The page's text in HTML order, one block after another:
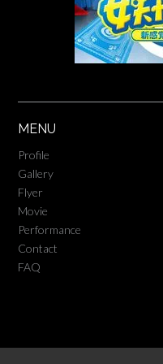
MENU
Profile
Gallery
Flyer
Movie
Performance
Contact
FAQ